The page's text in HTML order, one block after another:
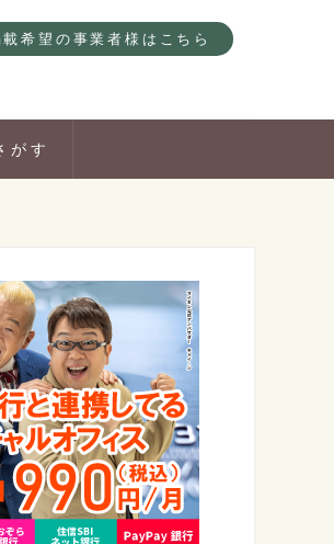
載希望の事業者様はこちら
がす